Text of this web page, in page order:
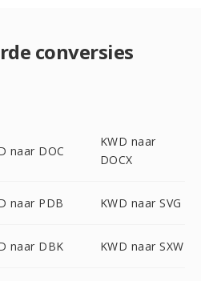
conversies
naar DOC
KWD naar
DOCX
naar PDB KWD naar SVG
naar DBK KWD naar SXW